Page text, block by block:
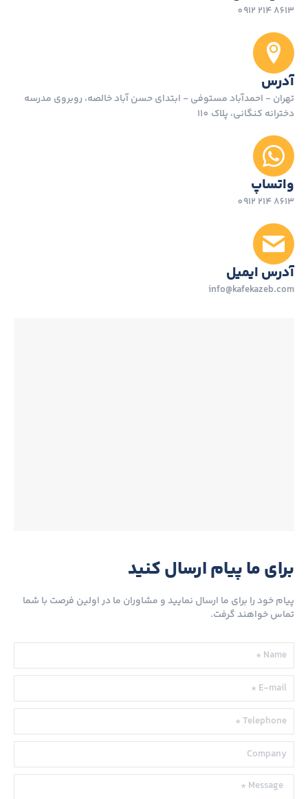
8613 214 0912
آدرس
تهران - احمدآباد مستوفی - ابتدای حسن آباد خالصه، روبروی مدرسه
دخترانه کنگانی، پلاک 110
واتساپ
8613 214 0912
آدرس ایمیل
info@kafekazeb.com
برای ما پیام ارسال کنید
پیام خود را برای ما ارسال نمایید و مشاوران ما در اولین فرصت با شما
تماس خواهند گرفت.
Name *
E-mail *
Telephone *
Company
Message *